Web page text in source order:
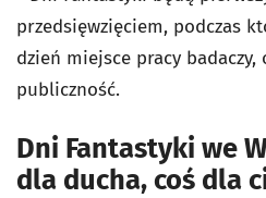
przedsięwzięciem, podczas
dzień miejsce pracy
publiczność.
Dni Fantastyki we
dla ducha, coś dla